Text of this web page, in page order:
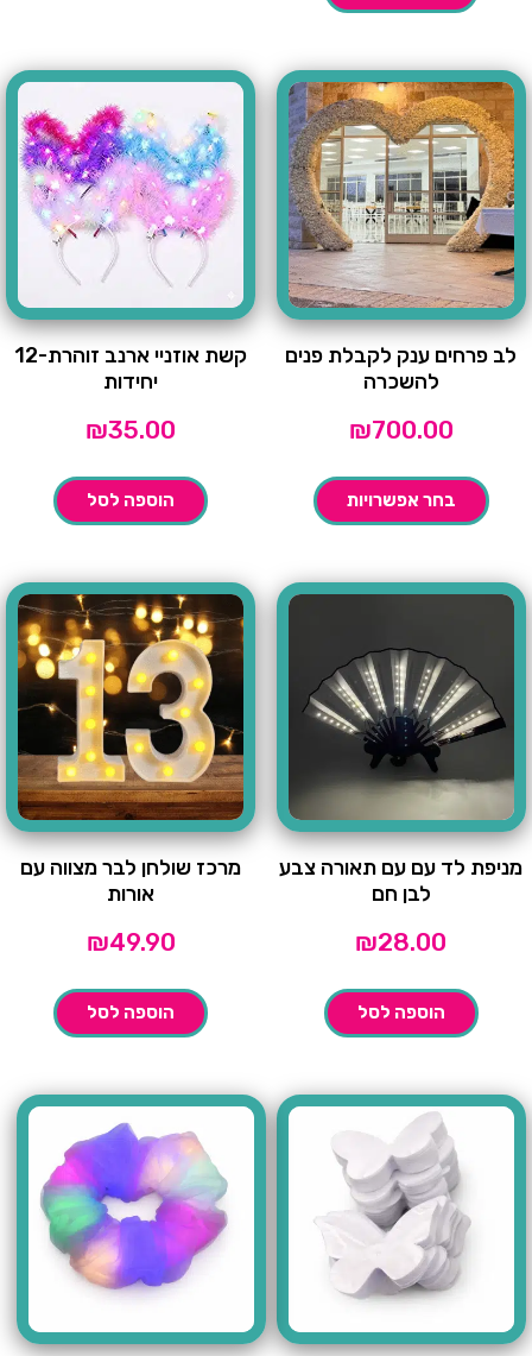
לב פרחים ענק לקבלת פנים
להשכרה
₪700.00
בחר אפשרויות
קשת אוזניי ארנב זוהרת-12
יחידות
₪35.00
הוספה לסל
מניפת לד עם עם תאורה צבע
לבן חם
₪28.00
הוספה לסל
מרכז שולחן לבר מצווה עם
אורות
₪49.90
הוספה לסל